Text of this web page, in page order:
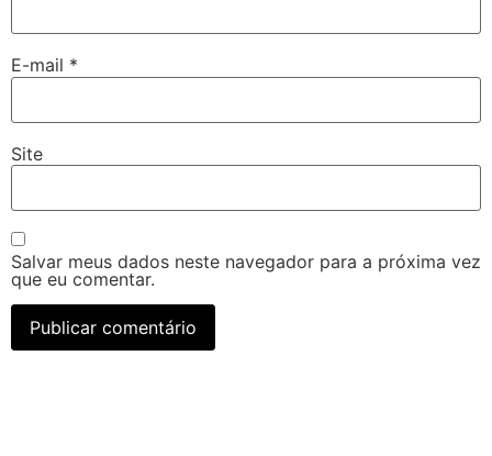
E-mail *
Site
Salvar meus dados neste navegador para a próxima vez
que eu comentar.